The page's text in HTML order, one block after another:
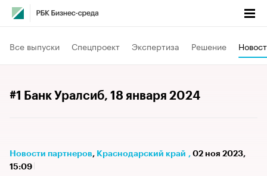
Все выпуски Спецпроект Экспертиза Решение
#1 Банк Уралсиб, 18 января 2024
Новости партнеров⁠, Краснодарский край , 02 ноя 2023,
15:09